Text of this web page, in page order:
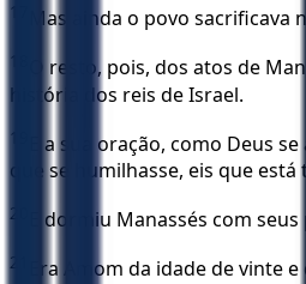
17 Mas ainda o povo sacrificava
18
O resto, pois, dos atos de
história dos reis de Israel.
19
E a sua oração, como Deus
que se humilhasse, eis que
20 E dormiu Manassés com
21 Era Amom da idade de vinte